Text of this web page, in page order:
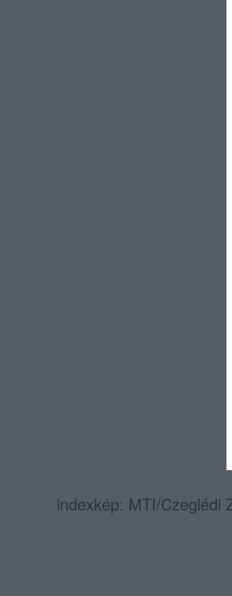
indexkép: MTI/Czeglédi